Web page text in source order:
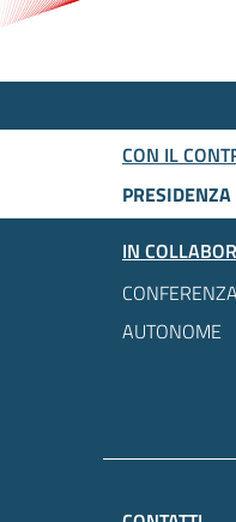
CON IL
IN
AUTONOME